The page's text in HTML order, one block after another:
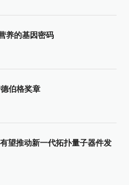
养的基因密码
伯格奖章
望推动新一代拓扑量子器件发